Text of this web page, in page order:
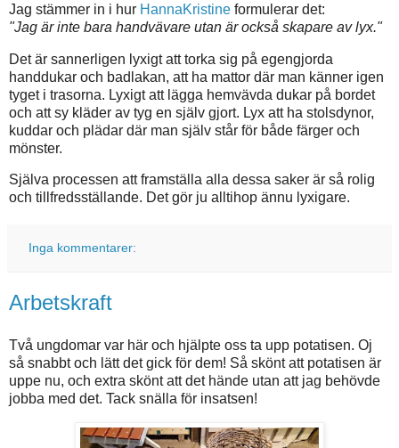
Jag stämmer in i hur HannaKristine formulerar det:
"Jag är inte bara handvävare utan är också skapare av lyx."
Det är sannerligen lyxigt att torka sig på egengjorda
handdukar och badlakan, att ha mattor där man känner igen
tyget i trasorna. Lyxigt att lägga hemvävda dukar på bordet
och att sy kläder av tyg en själv gjort. Lyx att ha stolsdynor,
kuddar och plädar där man själv står för både färger och
mönster.
Själva processen att framställa alla dessa saker är så rolig
och tillfredsställande. Det gör ju alltihop ännu lyxigare.
Inga kommentarer:
Arbetskraft
Två ungdomar var här och hjälpte oss ta upp potatisen. Oj
så snabbt och lätt det gick för dem! Så skönt att potatisen är
uppe nu, och extra skönt att det hände utan att jag behövde
jobba med det. Tack snälla för insatsen!